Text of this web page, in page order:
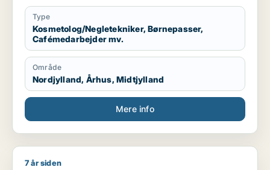
nu men hun skal bo med sin kæreste.
Type
Kosmetolog/Negletekniker, Børnepasser,
Cafémedarbejder mv.
Område
Nordjylland, Århus, Midtjylland
Mere info
Jeg søger job som lagermedarbejder / sælger / tjener /
7 år siden